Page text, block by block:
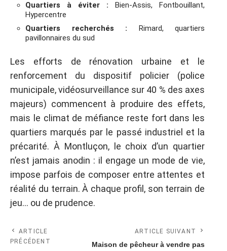
Quartiers à éviter : Bien-Assis, Fontbouillant,
Hypercentre
Quartiers recherchés : Rimard, quartiers
pavillonnaires du sud
Les efforts de rénovation urbaine et le
renforcement du dispositif policier (police
municipale, vidéosurveillance sur 40 % des axes
majeurs) commencent à produire des effets,
mais le climat de méfiance reste fort dans les
quartiers marqués par le passé industriel et la
précarité. À Montluçon, le choix d’un quartier
n’est jamais anodin : il engage un mode de vie,
impose parfois de composer entre attentes et
réalité du terrain. À chaque profil, son terrain de
jeu… ou de prudence.
ARTICLE
PRÉCÉDENT
ARTICLE SUIVANT
Maison de pêcheur à vendre pas